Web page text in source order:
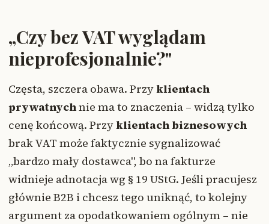
„Czy bez VAT wyglądam
nieprofesjonalnie?"
Częsta, szczera obawa. Przyklientach
prywatnychnie ma to znaczenia – widzą tylko
cenę końcową. Przyklientach biznesowych
brak VAT może faktycznie sygnalizować
„bardzo mały dostawca", bo na fakturze
widnieje adnotacja wg § 19 UStG. Jeśli pracujesz
głównie B2B i chcesz tego uniknąć, to kolejny
argument za opodatkowaniem ogólnym – nie